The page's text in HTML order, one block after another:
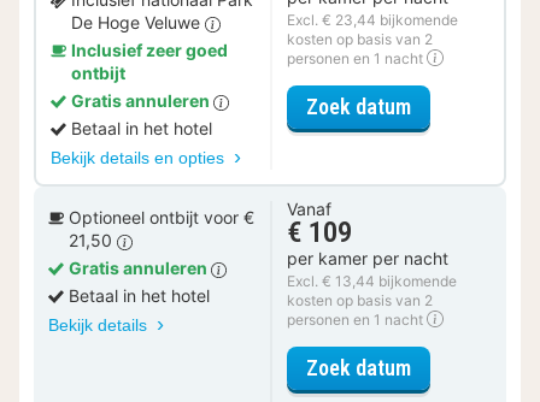
De Hoge Veluwe
Inclusief zeer goed
ontbijt
Gratis annuleren
Betaal in het hotel
Bekijk details en opties
Excl. € 23,44 bijkomende
kosten op basis van 2
personen en 1 nacht
Zoek datumvoor Ontdek
Optioneel ontbijt voor €
21,50
Gratis annuleren
Betaal in het hotel
Bekijk details
Vanaf
€ 109
per kamer per nacht
Excl. € 13,44 bijkomende
kosten op basis van 2
personen en 1 nacht
Zoek datumvoor Boutique